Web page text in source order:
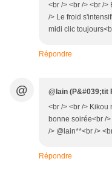
<br /> <br /> <br /
/> Le froid
midi clic
Répondre
@ @lain (P&#039;tit
<br /> <br /> Kikou
bonne soirée<br /
/> @lain**<br />
Répondre